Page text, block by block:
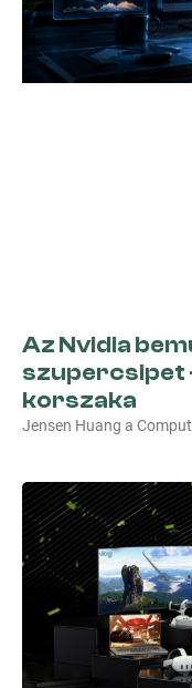
Az Nvidia
szupercsipet
korszaka
Jensen Huang a